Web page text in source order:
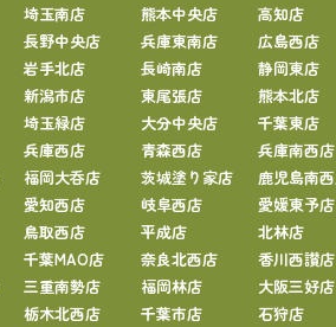
埼玉南店 熊本中央店
高知店
長野中央店 兵庫東南店
広島西店
岩手北店 長崎南店
静岡東店
新潟市店 東尾張店
熊本北店
埼玉緑店 大分中央店
千葉東店
兵庫西店 青森西店
兵庫南西店
福岡大呑店 茨城塗り家店
鹿児島南
愛知西店 岐阜西店
愛媛東予店
鳥取西店 平成店
北林店
千葉MAO店 奈良北西店
香川西讃店
三重南勢店 福岡林店
大阪三好店
栃木北西店 千葉市店
石狩店